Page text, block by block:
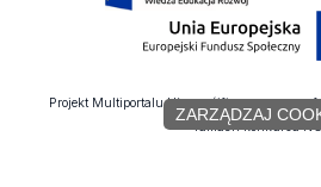
Projekt Multiportalu UŁ współfinansowany z
ramach konkursu
ZARZĄDZAJ